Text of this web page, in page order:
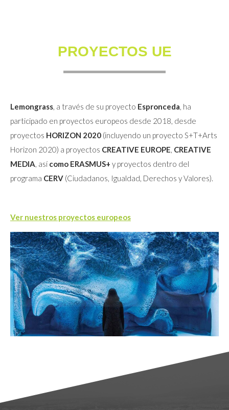
PROYECTOS UE
Lemongrass, a través de su proyecto Espronceda, ha
participado en proyectos europeos desde 2018, desde
proyectos HORIZON 2020 (incluyendo un proyecto S+T+Arts
Horizon 2020) a proyectos CREATIVE EUROPE, CREATIVE
MEDIA, así como ERASMUS+ y proyectos dentro del
programa CERV (Ciudadanos, Igualdad, Derechos y Valores).
Ver nuestros proyectos europeos